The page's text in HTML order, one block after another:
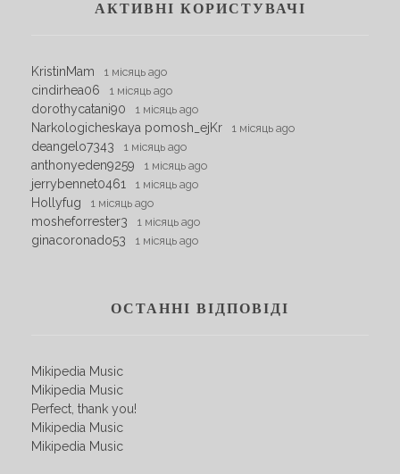
АКТИВНІ КОРИСТУВАЧІ
KristinMam 1 місяць ago
cindirhea06 1 місяць ago
dorothycatani90 1 місяць ago
Narkologicheskaya pomosh_ejKr 1 місяць ago
deangelo7343 1 місяць ago
anthonyeden9259 1 місяць ago
jerrybennet0461 1 місяць ago
Hollyfug 1 місяць ago
mosheforrester3 1 місяць ago
ginacoronado53 1 місяць ago
ОСТАННІ ВІДПОВІДІ
Mikipedia Music
Mikipedia Music
Perfect, thank you!
Mikipedia Music
Mikipedia Music